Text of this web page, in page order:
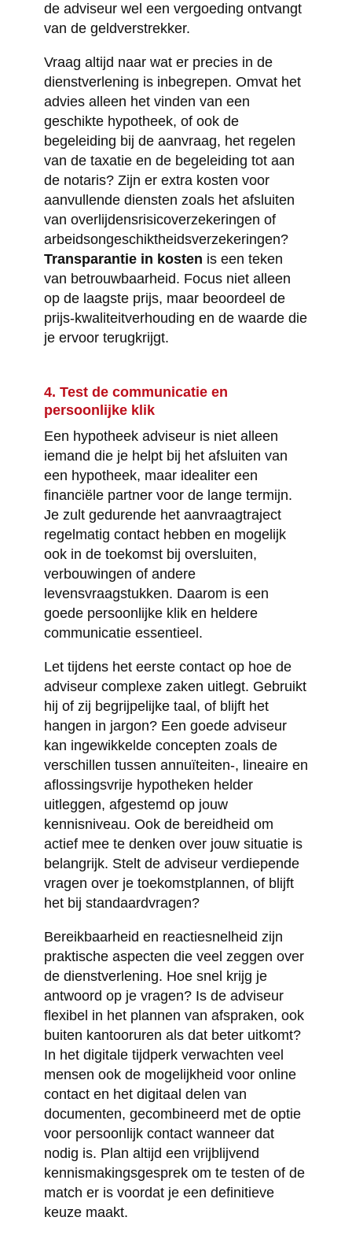
de adviseur wel een vergoeding ontvangt
van de geldverstrekker.
Vraag altijd naar wat er precies in de
dienstverlening is inbegrepen. Omvat het
advies alleen het vinden van een
geschikte hypotheek, of ook de
begeleiding bij de aanvraag, het regelen
van de taxatie en de begeleiding tot aan
de notaris? Zijn er extra kosten voor
aanvullende diensten zoals het afsluiten
van overlijdensrisicoverzekeringen of
arbeidsongeschiktheidsverzekeringen?
Transparantie in kosten is een teken
van betrouwbaarheid. Focus niet alleen
op de laagste prijs, maar beoordeel de
prijs-kwaliteitverhouding en de waarde die
je ervoor terugkrijgt.
4. Test de communicatie en
persoonlijke klik
Een hypotheek adviseur is niet alleen
iemand die je helpt bij het afsluiten van
een hypotheek, maar idealiter een
financiële partner voor de lange termijn.
Je zult gedurende het aanvraagtraject
regelmatig contact hebben en mogelijk
ook in de toekomst bij oversluiten,
verbouwingen of andere
levensvraagstukken. Daarom is een
goede persoonlijke klik en heldere
communicatie essentieel.
Let tijdens het eerste contact op hoe de
adviseur complexe zaken uitlegt. Gebruikt
hij of zij begrijpelijke taal, of blijft het
hangen in jargon? Een goede adviseur
kan ingewikkelde concepten zoals de
verschillen tussen annuïteiten-, lineaire en
aflossingsvrije hypotheken helder
uitleggen, afgestemd op jouw
kennisniveau. Ook de bereidheid om
actief mee te denken over jouw situatie is
belangrijk. Stelt de adviseur verdiepende
vragen over je toekomstplannen, of blijft
het bij standaardvragen?
Bereikbaarheid en reactiesnelheid zijn
praktische aspecten die veel zeggen over
de dienstverlening. Hoe snel krijg je
antwoord op je vragen? Is de adviseur
flexibel in het plannen van afspraken, ook
buiten kantooruren als dat beter uitkomt?
In het digitale tijdperk verwachten veel
mensen ook de mogelijkheid voor online
contact en het digitaal delen van
documenten, gecombineerd met de optie
voor persoonlijk contact wanneer dat
nodig is. Plan altijd een vrijblijvend
kennismakingsgesprek om te testen of de
match er is voordat je een definitieve
keuze maakt.